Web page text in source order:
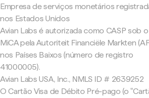
Empresa de serviços monetários
nos Estados Unidos
Avian Labs é autorizada como CASP sob o
MiCA pela Autoriteit Financiële Markten
nos Países Baixos (número de registro
41000005).
Avian Labs USA, Inc., NMLS ID # 2639252
O Cartão Visa de Débito Pré-pago (o